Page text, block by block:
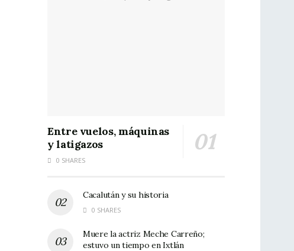
Entre vuelos, máquinas
y latigazos
0 SHARES
Cacalután y su historia
0 SHARES
Muere la actriz Meche Carreño;
estuvo un tiempo en Ixtlán